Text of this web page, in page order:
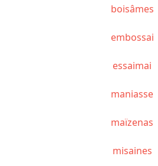
boisâmes
embossai
essaimai
maniasse
maïzenas
misaines